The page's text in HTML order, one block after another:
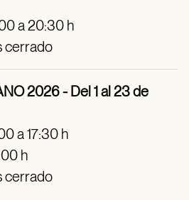
a 20:30 h
cerrado
2026 - Del 1 al 23 de
a 17:30 h
h
cerrado